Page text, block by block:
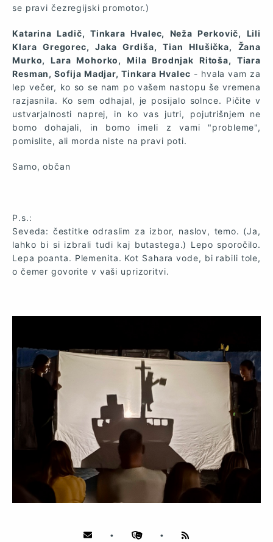
se pravi čezregijski promotor.)
Katarina Ladič, Tinkara Hvalec, Neža Perkovič, Lili
Klara Gregorec, Jaka Grdiša, Tian Hlušička, Žana
Murko, Lara Mohorko, Mila Brodnjak Ritoša, Tiara
Resman, Sofija Madjar, Tinkara Hvalec - hvala vam za
lep večer, ko so se nam po vašem nastopu še vremena
razjasnila. Ko sem odhajal, je posijalo solnce. Pičite v
ustvarjalnosti naprej, in ko vas jutri, pojutrišnjem ne
bomo dohajali, in bomo imeli z vami "probleme",
pomislite, ali morda niste na pravi poti.
Samo, občan
P.s.:
Seveda: čestitke odraslim za izbor, naslov, temo. (Ja,
lahko bi si izbrali tudi kaj butastega.) Lepo sporočilo.
Lepa poanta. Plemenita. Kot Sahara vode, bi rabili tole,
o čemer govorite v vaši uprizoritvi.
• •